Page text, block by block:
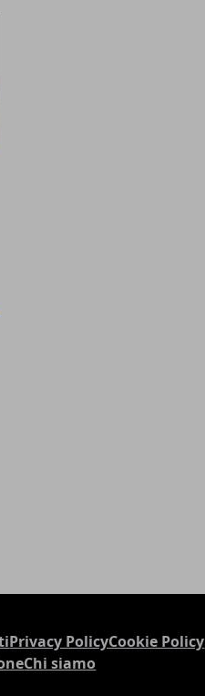
Privacy PolicyCookie Policy
Chi siamo